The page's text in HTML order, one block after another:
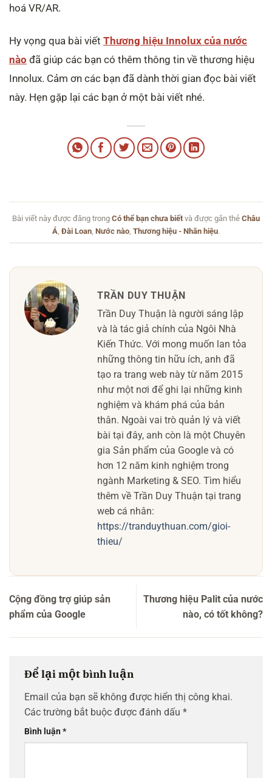
hoá VR/AR.
Hy vọng qua bài viết Thương hiệu Innolux của nước
nào đã giúp các bạn có thêm thông tin về thương hiệu
Innolux. Cảm ơn các bạn đã dành thời gian đọc bài viết
này. Hẹn gặp lại các bạn ở một bài viết nhé.
Bài viết này được đăng trong Có thể bạn chưa biếtvà được gắn thẻ Châu
Á, Đài Loan, Nước nào, Thương hiệu - Nhãn hiệu.
TRẦN DUY THUẬN
Trần Duy Thuận là người sáng lập
và là tác giả chính của Ngôi Nhà
Kiến Thức. Với mong muốn lan tỏa
những thông tin hữu ích, anh đã
tạo ra trang web này từ năm 2015
như một nơi để ghi lại những kinh
nghiệm và khám phá của bản
thân. Ngoài vai trò quản lý và viết
bài tại đây, anh còn là một Chuyên
gia Sản phẩm của Google và có
hơn 12 năm kinh nghiệm trong
ngành Marketing & SEO. Tìm hiểu
thêm về Trần Duy Thuận tại trang
web cá nhân:
https://tranduythuan.com/gioi-
thieu/
Cộng đồng trợ giúp sản
phẩm của Google
Thương hiệu Palit của nước
nào, có tốt không?
Để lại một bình luận
Email của bạn sẽ không được hiển thị công khai.
Các trường bắt buộc được đánh dấu *
Bình luận*